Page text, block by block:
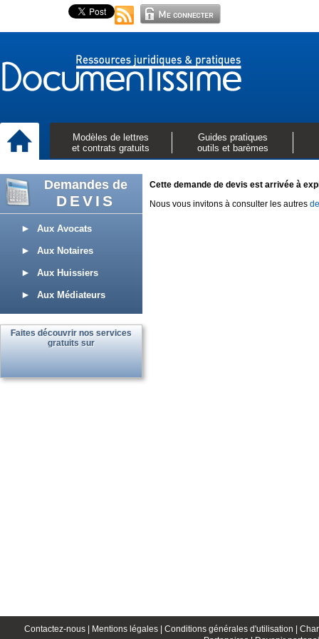
Modèles de lettres
et contrats gratuits
Guides pratiques
outils et barèmes
Demandes de
DEVIS
Aux Avocats
Aux Notaires
Aux Huissiers
Aux Médiateurs
Faites découvrir nos services
gratuits sur
Cette demande de devis est arrivée à
Nous vous invitons à consulter les autres
Contactez-nous | Mentions légales | Conditions générales d'utilisation |